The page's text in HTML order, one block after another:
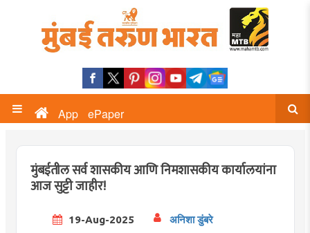
App ePaper
मुंबईतील सर्व शासकीय आणि निमशासकीय कार्यालयांना
आज सुट्टी जाहीर!
19-Aug-2025 अनिशा डुंबरे